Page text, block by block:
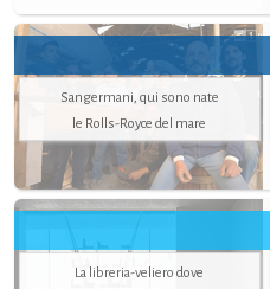
Sangermani, qui sono nate
le Rolls-Royce del mare
La libreria-veliero dove